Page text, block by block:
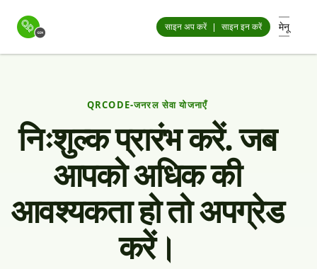
साइन अप करें| साइन इन करें मेनू
QRCODE-जनरल सेवा योजनाएँ
निःशुल्क प्रारंभ करें. जब
आपको अधिक की
आवश्यकता हो तो अपग्रेड
करें।